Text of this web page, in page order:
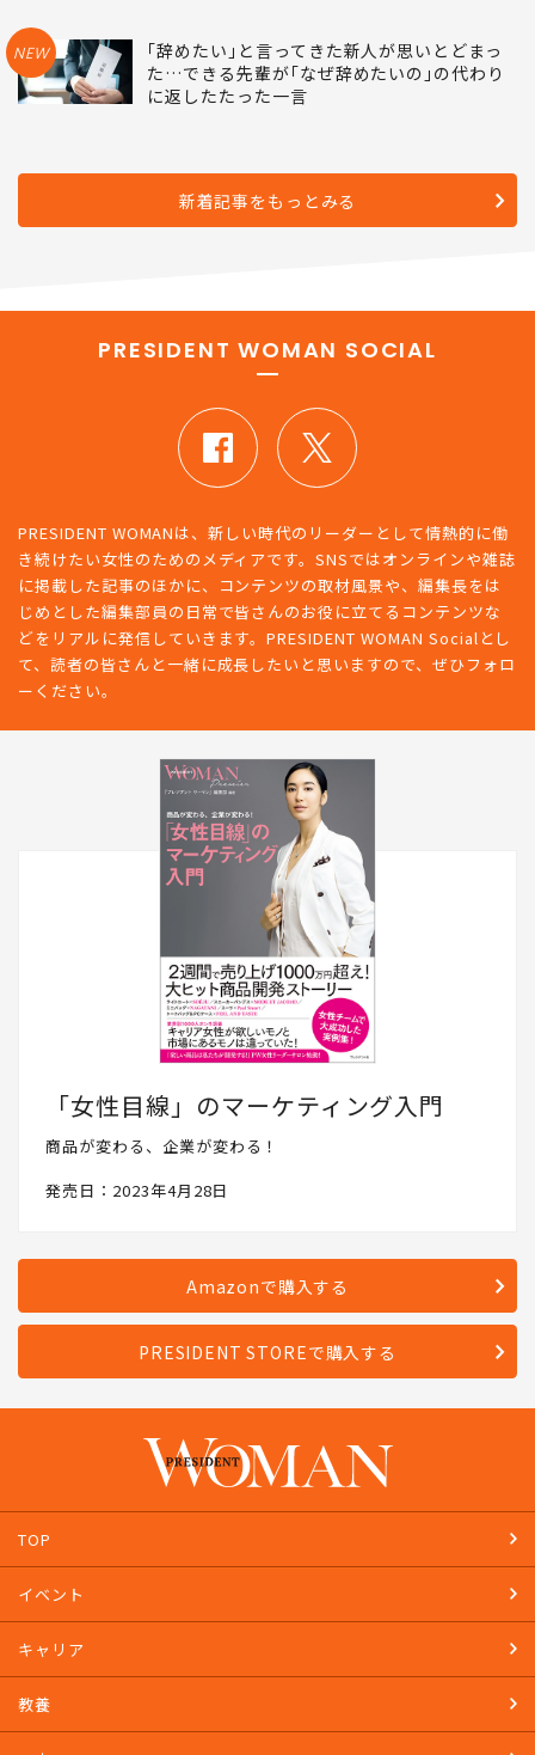
NEW
｢辞めたい｣と言ってきた新人が思いとどまっ
た…できる先輩が｢なぜ辞めたいの｣の代わり
に返したたった一言
新着記事をもっとみる
PRESIDENT WOMAN SOCIAL
PRESIDENT WOMANは、新しい時代のリーダーとして情熱的に働
き続けたい女性のためのメディアです。SNSではオンラインや雑誌
に掲載した記事のほかに、コンテンツの取材風景や、編集長をは
じめとした編集部員の日常で皆さんのお役に立てるコンテンツな
どをリアルに発信していきます。PRESIDENT WOMAN Socialとし
て、読者の皆さんと一緒に成長したいと思いますので、ぜひフォロ
ーください。
「女性目線」のマーケティング入門
商品が変わる、企業が変わる！
発売日：2023年4月28日
Amazonで購入する
PRESIDENT STOREで購入する
TOP
イベント
キャリア
教養